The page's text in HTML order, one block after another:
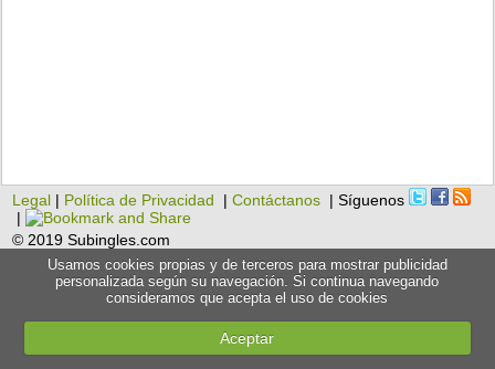
Legal | Política de Privacidad |Contáctanos | Síguenos
|
© 2019 Subingles.com
Usamos cookies propias y de terceros para mostrar publicidad
personalizada según su navegación. Si continua navegando
consideramos que acepta el uso de cookies
Aceptar